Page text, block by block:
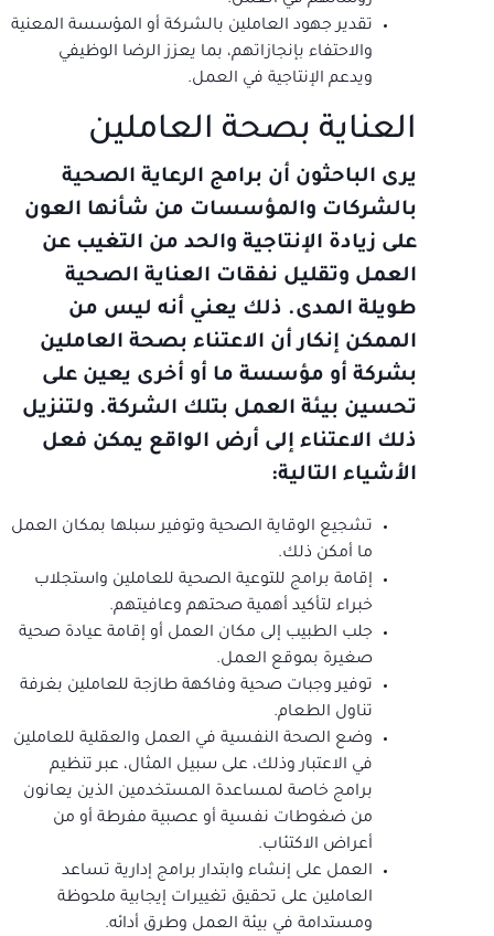
تقدير جهود العاملين بالشركة أو المؤسسة المعنية
والاحتفاء بإنجازاتهم، بما يعزز الرضا الوظيفي
ويدعم الإنتاجية في العمل.
العناية بصحة العاملين
يرى الباحثون أن برامج الرعاية الصحية
بالشركات والمؤسسات من شأنها العون
على زيادة الإنتاجية والحد من التغيب عن
العمل وتقليل نفقات العناية الصحية
طويلة المدى. ذلك يعني أنه ليس من
الممكن إنكار أن الاعتناء بصحة العاملين
بشركة أو مؤسسة ما أو أخرى يعين على
تحسين بيئة العمل بتلك الشركة. ولتنزيل
ذلك الاعتناء إلى أرض الواقع يمكن فعل
الأشياء التالية:
تشجيع الوقاية الصحية وتوفير سبلها بمكان العمل
ما أمكن ذلك.
إقامة برامج للتوعية الصحية للعاملين واستجلاب
خبراء لتأكيد أهمية صحتهم وعافيتهم.
جلب الطبيب إلى مكان العمل أو إقامة عيادة صحية
صغيرة بموقع العمل.
توفير وجبات صحية وفاكهة طازجة للعاملين بغرفة
تناول الطعام.
وضع الصحة النفسية في العمل والعقلية للعاملين
في الاعتبار وذلك، على سبيل المثال، عبر تنظيم
برامج خاصة لمساعدة المستخدمين الذين يعانون
من ضغوطات نفسية أو عصبية مفرطة أو من
أعراض الاكتئاب.
العمل على إنشاء وابتدار برامج إدارية تساعد
العاملين على تحقيق تغييرات إيجابية ملحوظة
ومستدامة في بيئة العمل وطرق أدائه.